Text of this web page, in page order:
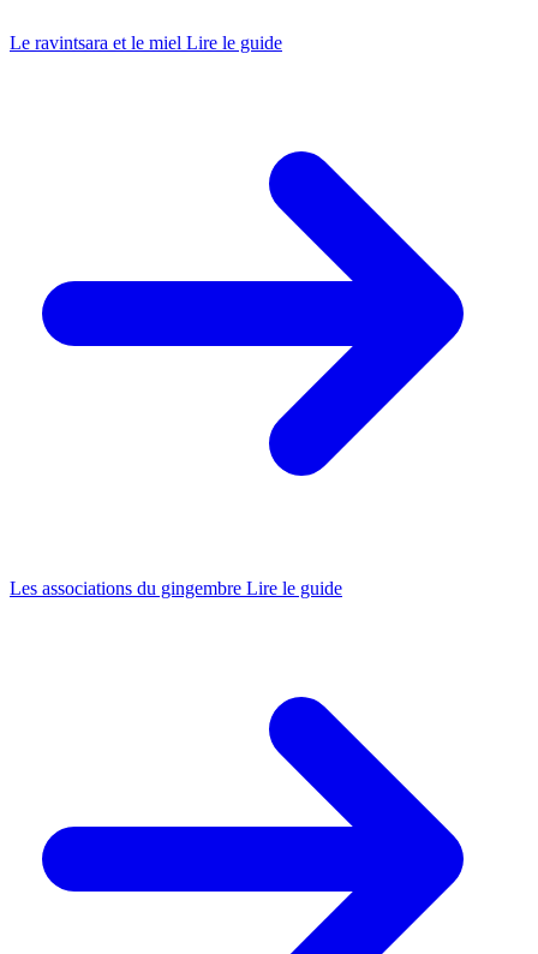
Le ravintsara et le miel Lire le guide
Les associations du gingembre Lire le guide